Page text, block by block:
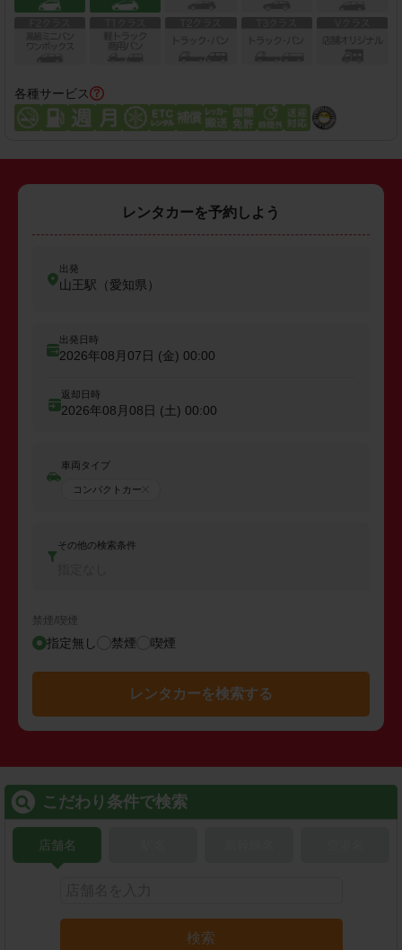
各種サービス
レンタカーを予約しよう
出発
山王駅（愛知県）
出発日時
2026年08月07日 (金) 00:00
返却日時
2026年08月08日 (土) 00:00
車両タイプ
コンパクトカー
その他の検索条件
禁煙/喫煙
指定無し 禁煙 喫煙
レンタカーを検索する
こだわり条件で検索
店舗名
検索